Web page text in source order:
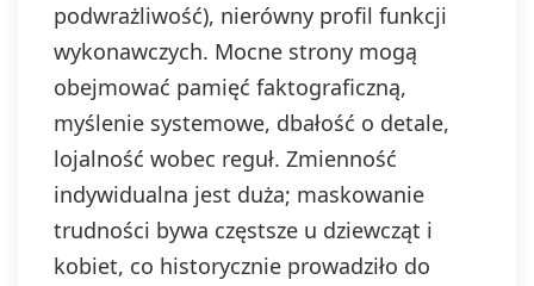
podwrażliwość), nierówny profil funkcji
wykonawczych. Mocne strony mogą
obejmować pamięć faktograficzną,
myślenie systemowe, dbałość o detale,
lojalność wobec reguł. Zmienność
indywidualna jest duża; maskowanie
trudności bywa częstsze u dziewcząt i
kobiet, co historycznie prowadziło do